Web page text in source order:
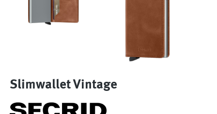
Slimwallet Vintage